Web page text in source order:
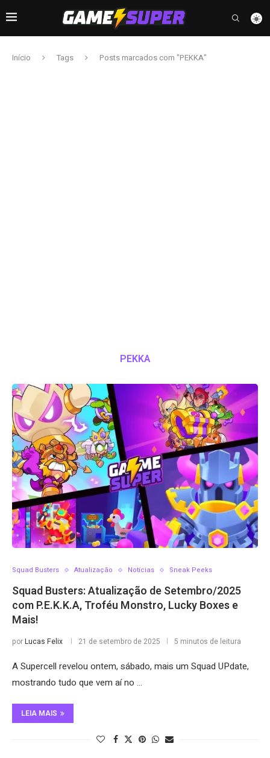
Início Tags Posts marcados com "PEKKA"
PEKKA
Squad Busters Atualização Notícias Sneak Peeks
Squad Busters: Atualização de Setembro/2025
com P.E.K.K.A, Troféu Monstro, Lucky Boxes e
Mais!
porLucas Felix 21 de setembro de 2025 5 minutos de leitura
A Supercell revelou ontem, sábado, mais um Squad UPdate,
mostrando tudo que vem aí no …
LEIA MAIS